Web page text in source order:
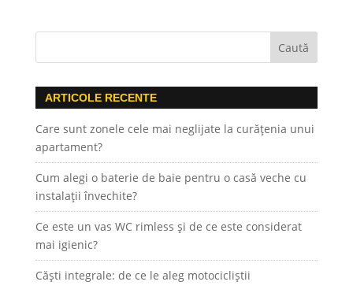
ARTICOLE RECENTE
Care sunt zonele cele mai neglijate la curățenia unui
apartament?
Cum alegi o baterie de baie pentru o casă veche cu
instalații învechite?
Ce este un vas WC rimless și de ce este considerat
mai igienic?
Căști integrale: de ce le aleg motocicliștii